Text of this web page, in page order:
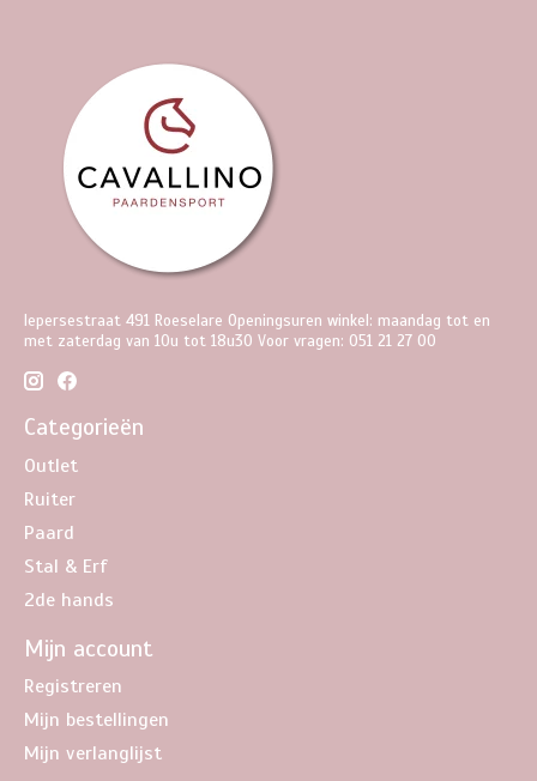
Iepersestraat 491 Roeselare Openingsuren winkel: maandag tot en
met zaterdag van 10u tot 18u30 Voor vragen: 051 21 27 00
Categorieën
Outlet
Ruiter
Paard
Stal & Erf
2de hands
Mijn account
Registreren
Mijn bestellingen
Mijn verlanglijst